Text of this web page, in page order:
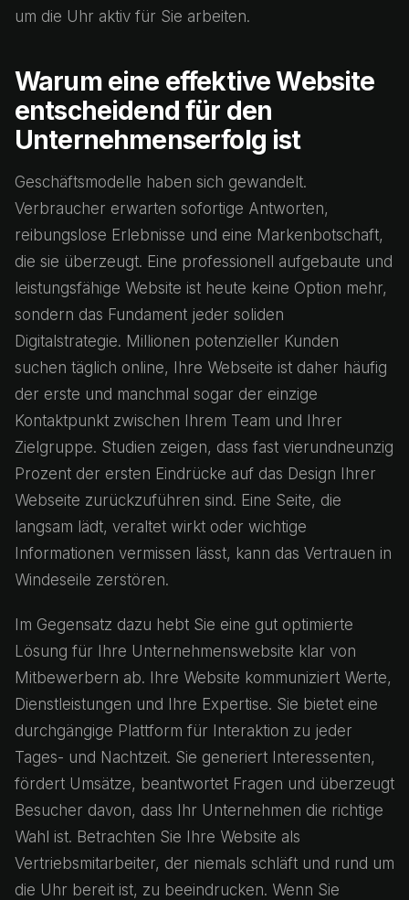
um die Uhr aktiv für Sie arbeiten.
Warum eine effektive Website
entscheidend für den
Unternehmenserfolg ist
Geschäftsmodelle haben sich gewandelt.
Verbraucher erwarten sofortige Antworten,
reibungslose Erlebnisse und eine Markenbotschaft,
die sie überzeugt. Eine professionell aufgebaute und
leistungsfähige Website ist heute keine Option mehr,
sondern das Fundament jeder soliden
Digitalstrategie. Millionen potenzieller Kunden
suchen täglich online, Ihre Webseite ist daher häufig
der erste und manchmal sogar der einzige
Kontaktpunkt zwischen Ihrem Team und Ihrer
Zielgruppe. Studien zeigen, dass fast vierundneunzig
Prozent der ersten Eindrücke auf das Design Ihrer
Webseite zurückzuführen sind. Eine Seite, die
langsam lädt, veraltet wirkt oder wichtige
Informationen vermissen lässt, kann das Vertrauen in
Windeseile zerstören.
Im Gegensatz dazu hebt Sie eine gut optimierte
Lösung für Ihre Unternehmenswebsite klar von
Mitbewerbern ab. Ihre Website kommuniziert Werte,
Dienstleistungen und Ihre Expertise. Sie bietet eine
durchgängige Plattform für Interaktion zu jeder
Tages- und Nachtzeit. Sie generiert Interessenten,
fördert Umsätze, beantwortet Fragen und überzeugt
Besucher davon, dass Ihr Unternehmen die richtige
Wahl ist. Betrachten Sie Ihre Website als
Vertriebsmitarbeiter, der niemals schläft und rund um
die Uhr bereit ist, zu beeindrucken. Wenn Sie